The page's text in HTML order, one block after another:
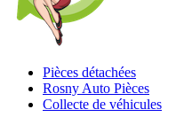
Pièces détachées
Rosny Auto Pièces
Collecte de véhicules